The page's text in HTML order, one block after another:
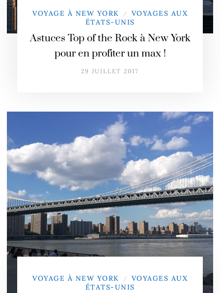
VOYAGE À NEW YORK /
VOYAGES AUX
ÉTATS-UNIS
Astuces Top of the Rock à New York
pour en profiter un max !
29 JUILLET 2017
VOYAGE À NEW YORK /
VOYAGES AUX
ÉTATS-UNIS